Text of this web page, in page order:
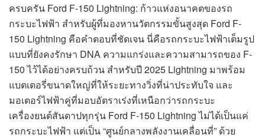
ครบครัน Ford F-150 Lightning: ก้าวแห่งอนาคตของรถ
กระบะไฟฟ้า สำหรับผู้ที่มองหานวัตกรรมขั้นสูงสุด Ford F-
150 Lightning คือคำตอบที่ชัดเจน นี่คือรถกระบะไฟฟ้าเต็มรูป
แบบที่ยังคงรักษา DNA ความแกร่งและความสามารถของ F-
150 ไว้ได้อย่างครบถ้วน สำหรับปี 2025 Lightning มาพร้อม
แบตเตอรี่ขนาดใหญ่ที่ให้ระยะทางวิ่งที่น่าประทับใจ และ
มอเตอร์ไฟฟ้าคู่ที่มอบอัตราเร่งที่เหนือกว่ารถกระบะ
เครื่องยนต์สันดาปทุกรุ่น Ford F-150 Lightning ไม่ได้เป็นแค่
รถกระบะไฟฟ้า แต่เป็น “ศูนย์กลางพลังงานเคลื่อนที่” ด้วย